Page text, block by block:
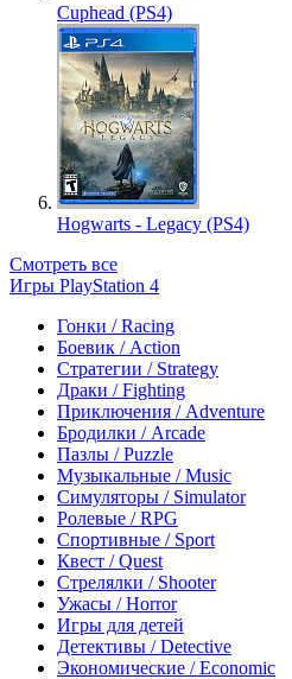
Cuphead (PS4)
Hogwarts - Legacy (PS4)
Смотреть все
Игры PlayStation 4
Гонки / Racing
Боевик / Action
Стратегии / Strategy
Драки / Fighting
Приключения / Adventure
Бродилки / Arcade
Пазлы / Puzzle
Музыкальные / Music
Симуляторы / Simulator
Ролевые / RPG
Спортивные / Sport
Квест / Quest
Стрелялки / Shooter
Ужасы / Horror
Игры для детей
Детективы / Detective
Экономические / Economic